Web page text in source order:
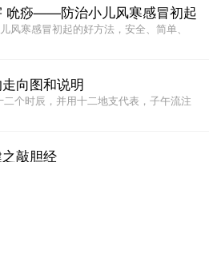
吮痧——防治小儿风寒感冒初起
风寒感冒初起的好方法，安全、简单、
向图和说明
个时辰，并用十二地支代表，子午流注
敲胆经